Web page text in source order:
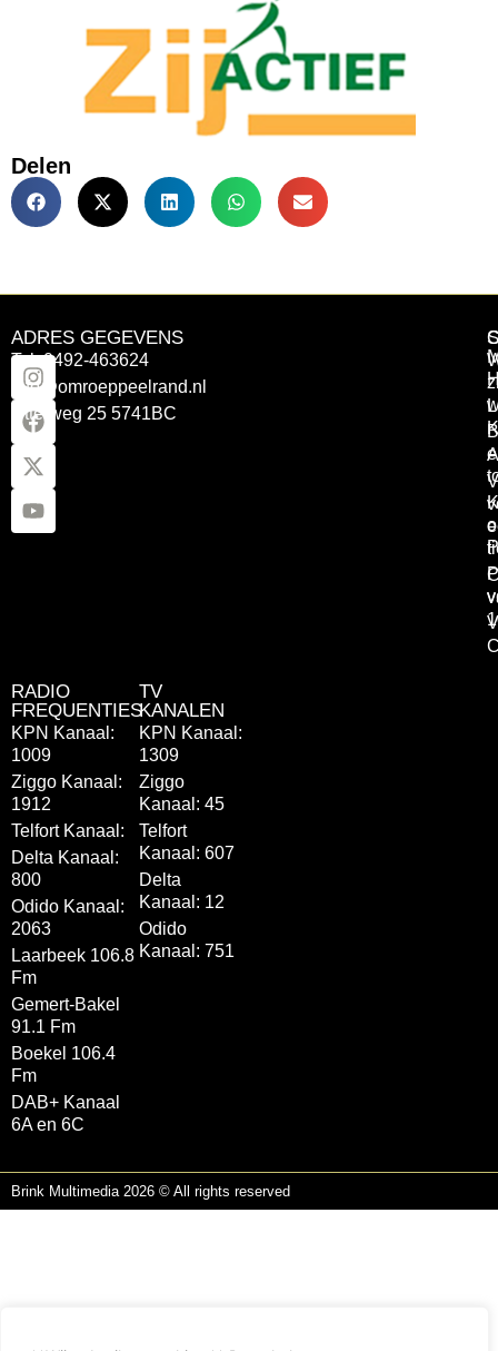
Delen
ADRES GEGEVENS
Tel: 0492-463624
info@omroeppeelrand.nl
Otterweg 25 5741BC
RADIO
FREQUENTIES
KPN Kanaal:
1009
Ziggo Kanaal:
1912
Telfort Kanaal:
Delta Kanaal:
800
Odido Kanaal:
2063
Laarbeek 106.8
Fm
Gemert-Bakel
91.1 Fm
Boekel 106.4
Fm
DAB+ Kanaal
6A en 6C
TV
KANALEN
KPN Kanaal:
1309
Ziggo
Kanaal: 45
Telfort
Kanaal: 607
Delta
Kanaal: 12
Odido
Kanaal: 751
Brink Multimedia 2026 © All rights reserved